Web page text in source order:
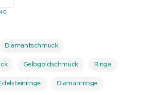
Diamantschmuck
Gelbgoldschmuck Ringe
Diamantringe